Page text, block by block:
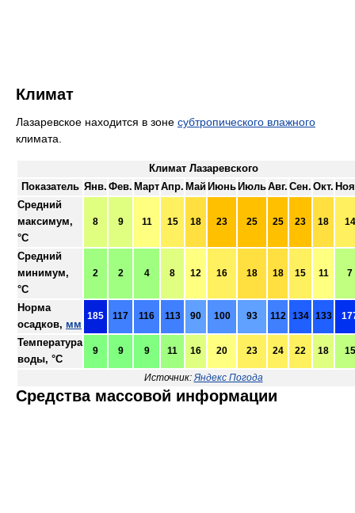
Климат
Лазаревское находится в зоне субтропического влажного
климата.
Климат Лазаревского
Показатель Янв. Фев. МартАпр. Май Июнь ИюльАвг. Сен. Окт.
Средний
максимум,
°C
8 9 11 15 18 23 25 25 23 18 14
Средний
минимум,
°C
2 2 4 8 12 16 18 18 15 11 7
Норма
осадков, мм
185 117 116 113 90 100 93 112 134 133
Температура
воды, °C
9 9 9 11 16 20 23 24 22 18 15
Источник:Яндекс Погода
Средства массовой информации